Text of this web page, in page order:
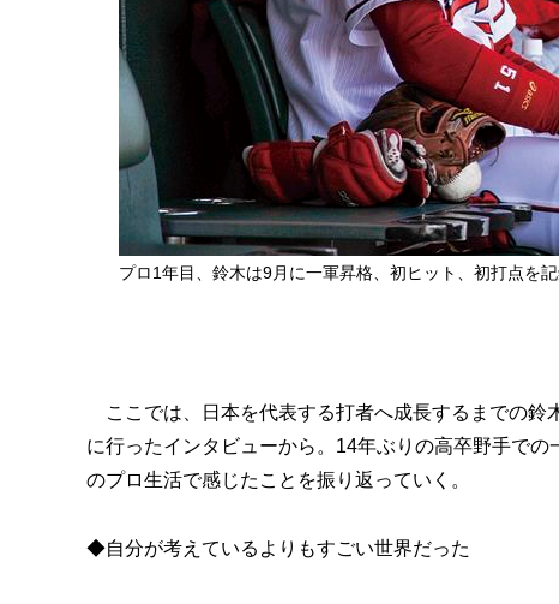
プロ1年目、鈴木は9月に一軍昇格、初ヒット、初打点を記
ここでは、日本を代表する打者へ成長するまでの鈴
に行ったインタビューから。14年ぶりの高卒野手で
のプロ生活で感じたことを振り返っていく。
◆自分が考えているよりもすごい世界だった